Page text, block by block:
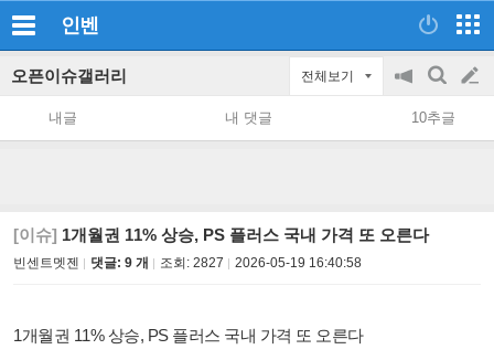
인벤
오픈이슈갤러리 전체보기
공
지
on/off
검
색
글
쓰
내글 내 댓글 10추글
[이슈] 1개월권 11% 상승, PS 플러스 국내 가격 또 오른다
빈센트멧젠 댓글: 9 개 조회: 2827 2026-05-19 16:40:58
1개월권 11% 상승, PS 플러스 국내 가격 또 오른다